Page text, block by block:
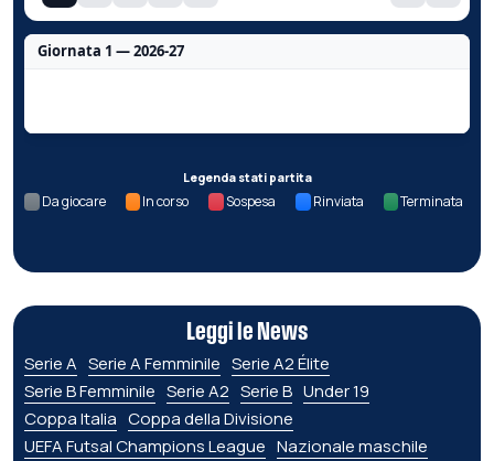
Giornata 1 — 2026-27
Legenda stati partita
Da giocare In corso Sospesa Rinviata Terminata
Leggi le News
Serie A Serie A Femminile Serie A2 Élite
Serie B Femminile Serie A2 Serie B Under 19
Coppa Italia Coppa della Divisione
UEFA Futsal Champions League Nazionale maschile